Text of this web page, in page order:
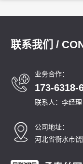
联系我们 /
业务合作：
173-6318-
联系人：李经理
公司地址：
河北省衡水市